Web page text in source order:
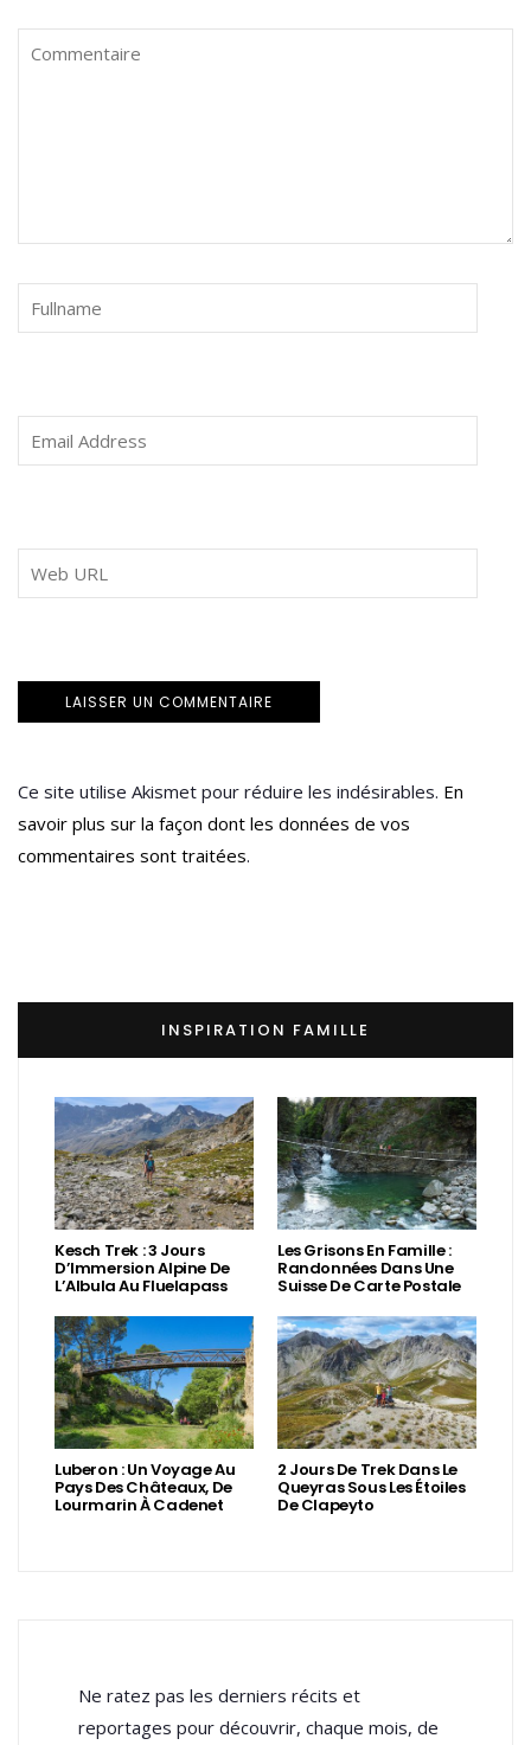
Ce site utilise Akismet pour réduire les indésirables. En
savoir plus sur la façon dont les données de vos
commentaires sont traitées.
INSPIRATION FAMILLE
Kesch Trek : 3 Jours
D’Immersion Alpine De
L’Albula Au Fluelapass
Les Grisons En Famille :
Randonnées Dans Une
Suisse De Carte Postale
Luberon : Un Voyage Au
Pays Des Châteaux, De
Lourmarin À Cadenet
2 Jours De Trek Dans Le
Queyras Sous Les Étoiles
De Clapeyto
Ne ratez pas les derniers récits et
reportages pour découvrir, chaque mois, de